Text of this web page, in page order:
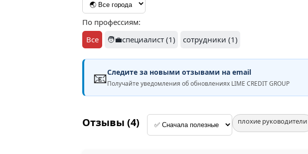
По профессиям:
Все
🧑‍💼специалист (1) сотрудники (1)
📧Следите за новыми отзывами на email
Получайте уведомления об обновлениях LIME CREDIT GROUP
Отзывы (4) плохие руководители